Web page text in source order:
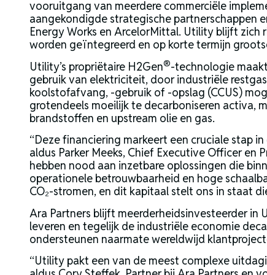
vooruitgang van meerdere commerciële
aangekondigde strategische partnerschappen
Energy Works en ArcelorMittal. Utility blijft zich
worden geïntegreerd en op korte termijn
Utility’s propriëtaire H2Gen®-technologie
gebruik van elektriciteit, door industriële
koolstofafvang, -gebruik of -opslag (CCUS)
grotendeels moeilijk te decarboniseren activa,
brandstoffen en upstream olie en gas.
“Deze financiering markeert een cruciale stap
aldus Parker Meeks, Chief Executive Officer
hebben nood aan inzetbare oplossingen die
operationele betrouwbaarheid en hoge
CO₂-stromen, en dit kapitaal stelt ons in staat
Ara Partners blijft meerderheidsinvesteerder
leveren en tegelijk de industriële economie
ondersteunen naarmate wereldwijd
“Utility pakt een van de meest complexe